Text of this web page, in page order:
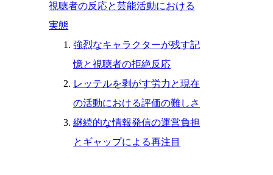
視聴者の反応と芸能活動における
実態
強烈なキャラクターが残す記
憶と視聴者の拒絶反応
レッテルを剥がす労力と現在
の活動における評価の難しさ
継続的な情報発信の運営負担
とギャップによる再注目